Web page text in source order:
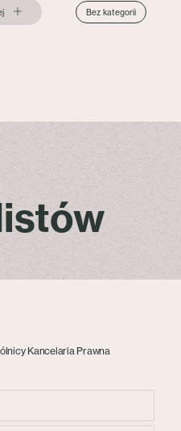
Bez kategorii
Kancelaria Prawna